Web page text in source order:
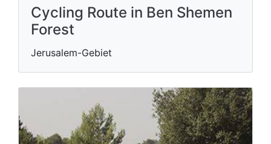
Cycling Route in Ben Shemen
Forest
Jerusalem-Gebiet